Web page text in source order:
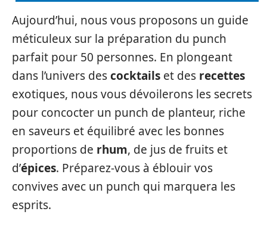
Aujourd’hui, nous vous proposons un guide
méticuleux sur la préparation du punch
parfait pour 50 personnes. En plongeant
dans l’univers descocktails et des recettes
exotiques, nous vous dévoilerons les secrets
pour concocter un punch de planteur, riche
en saveurs et équilibré avec les bonnes
proportions de rhum, de jus de fruits et
d’épices. Préparez-vous à éblouir vos
convives avec un punch qui marquera les
esprits.